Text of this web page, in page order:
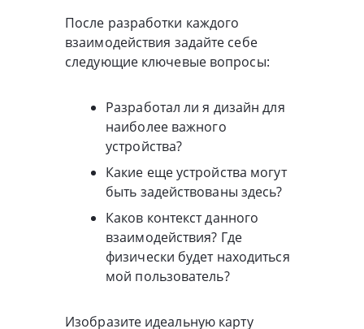
После разработки каждого
взаимодействия задайте себе
следующие ключевые вопросы:
Разработал ли я дизайн для
наиболее важного
устройства?
Какие еще устройства могут
быть задействованы здесь?
Каков контекст данного
взаимодействия? Где
физически будет находиться
мой пользователь?
Изобразите идеальную карту